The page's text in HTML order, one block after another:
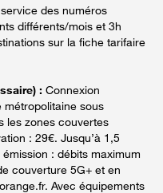
des numéros
différents/mois et 3h
sur la fiche tarifaire
: Connexion
métropolitaine sous
les zones couvertes
: 29€. Jusqu’à 1,5
: débits maximum
couverture 5G+ et en
Avec équipements